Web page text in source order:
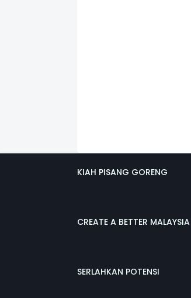
KIAH PISANG GORENG
CREATE A BETTER MALAYSIA
SERLAHKAN POTENSI